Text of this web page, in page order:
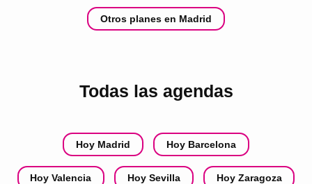
Otros planes en Madrid
Todas las agendas
Hoy Madrid Hoy Barcelona
Hoy Valencia Hoy Sevilla Hoy Zaragoza